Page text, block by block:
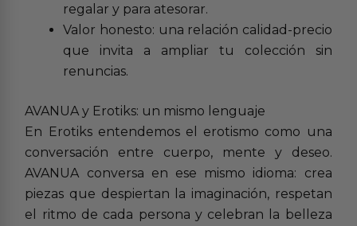
regalar y para atesorar.
Valor honesto: una relación calidad-precio
que invita a ampliar tu colección sin
renuncias.
AVANUA y Erotiks: un mismo lenguaje
En Erotiks entendemos el erotismo como una
conversación entre cuerpo, mente y deseo.
AVANUA conversa en ese mismo idioma: crea
piezas que despiertan la imaginación, respetan
el ritmo de cada persona y celebran la belleza